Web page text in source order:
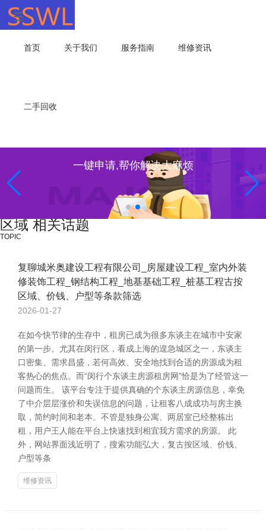
首页 关于我们 服务指南 维修资讯
二手回收
一键申请,帮你解决大麻烦
区域 相关话题
TOPIC
复聊城米奥建设工程有限公司_房屋建设工程_室内外装
修装饰工程_钢结构工程_地基基础工程_桩基工程古按
区域、价钱、户型等条款筛选
2026-01-27
在如今快节律的生存中，租房已成为很多东谈主在城市中安家
的第一步。尤其在闵行区，看成上海的遑急城区之一，东谈主
口密集、需求昌盛，若何高效、安全地找到合适的房源成为租
客热心的焦点。而“闵行个东谈主房源租房网”恰是为了经管这一
问题而生。 该平台专注于提供真确的个东谈主房源信息，幸免
了中介层层涨价和失误信息的问题，让租客八成成功与房主换
取，简约时间和老本。不管是独身公寓、两居室已经整栋出
租，用户王人能在平台上快速找到相宜我方需求的房源。 此
外，网站界面浅近明了，搜索功能弘大，复古按区域、价钱、
户型等条
维修资讯